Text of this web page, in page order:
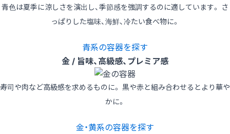
青色は夏季に涼しさを演出し、季節感を強調するのに適しています。 さ
っぱりした塩味、海鮮、冷たい食べ物に。
青系の容器を探す
金 / 旨味、高級感、プレミア感
寿司や肉など高級感を求めるものに。 黒や赤と組み合わせるとより華や
かに。
金・黄系の容器を探す